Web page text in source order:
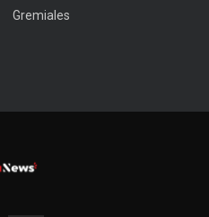
Gremiales